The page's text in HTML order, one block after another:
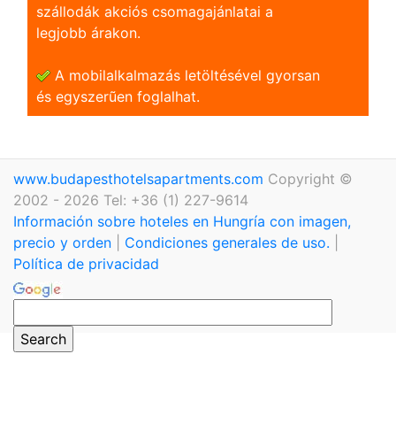
szállodák akciós csomagajánlatai a
legjobb árakon.
A mobilalkalmazás letöltésével gyorsan
és egyszerũen foglalhat.
www.budapesthotelsapartments.com Copyright ©
2002 - 2026 Tel: +36 (1) 227-9614
Información sobre hoteles en Hungría con imagen,
precio y orden
Condiciones generales de uso.
Política de privacidad